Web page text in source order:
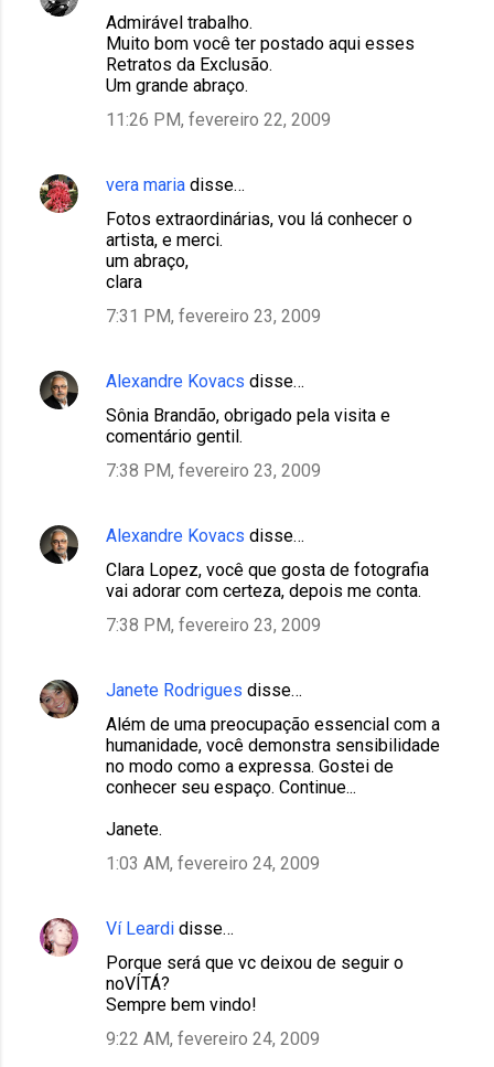
Admirável trabalho.
Muito bom você ter postado aqui esses
Retratos da Exclusão.
Um grande abraço.
11:26 PM, fevereiro 22, 2009
vera maria disse…
Fotos extraordinárias, vou lá conhecer o
artista, e merci.
um abraço,
clara
7:31 PM, fevereiro 23, 2009
Alexandre Kovacs disse…
Sônia Brandão, obrigado pela visita e
comentário gentil.
7:38 PM, fevereiro 23, 2009
Alexandre Kovacs disse…
Clara Lopez, você que gosta de fotografia
vai adorar com certeza, depois me conta.
7:38 PM, fevereiro 23, 2009
Janete Rodrigues disse…
Além de uma preocupação essencial com a
humanidade, você demonstra sensibilidade
no modo como a expressa. Gostei de
conhecer seu espaço. Continue...
Janete.
1:03 AM, fevereiro 24, 2009
Ví Leardi disse…
Porque será que vc deixou de seguir o
noVÍTÁ?
Sempre bem vindo!
9:22 AM, fevereiro 24, 2009